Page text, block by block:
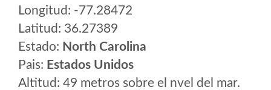
Longitud: -77.28472
Latitud: 36.27389
Estado: North Carolina
Pais: Estados Unidos
Altitud: 49 metros sobre el nvel del mar.